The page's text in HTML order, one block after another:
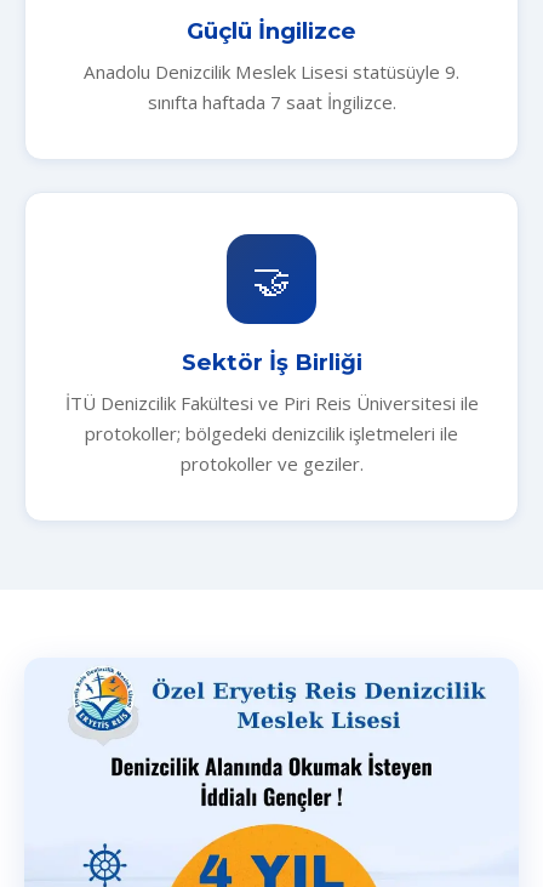
Güçlü İngilizce
Anadolu Denizcilik Meslek Lisesi statüsüyle 9.
sınıfta haftada 7 saat İngilizce.
🤝
Sektör İş Birliği
İTÜ Denizcilik Fakültesi ve Piri Reis Üniversitesi ile
protokoller; bölgedeki denizcilik işletmeleri ile
protokoller ve geziler.